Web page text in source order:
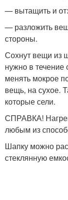
— вытащить и
— разложить
стороны.
Сохнут вещи из
нужно в течение
менять мокрое
вещь, на сухое.
которые сели.
СПРАВКА!
любым из
Шапку можно
стеклянную